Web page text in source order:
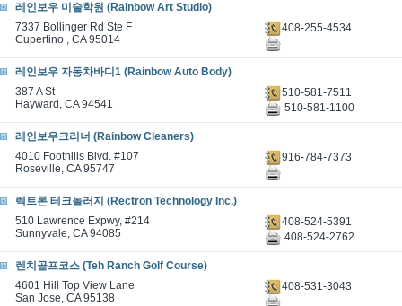
레인보우 미술학원 (Rainbow Art Studio)
7337 Bollinger Rd Ste F
Cupertino , CA 95014
408-255-4534
레인보우 자동차바디1 (Rainbow Auto Body)
387 A St
Hayward, CA 94541
510-581-7511
510-581-1100
레인보우크리너 (Rainbow Cleaners)
4010 Foothills Blvd. #107
Roseville, CA 95747
916-784-7373
렉트론 테크놀러지 (Rectron Technology Inc.)
510 Lawrence Expwy, #214
Sunnyvale, CA 94085
408-524-5391
408-524-2762
렌치골프코스 (Teh Ranch Golf Course)
4601 Hill Top View Lane
San Jose, CA 95138
408-531-3043